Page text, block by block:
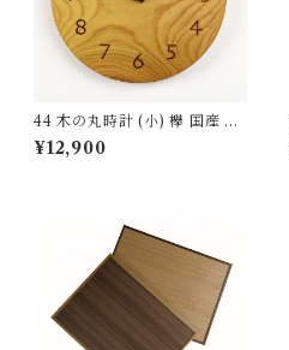
44 木の丸時計 (小) 欅 国産 一
点物 SWING オリジナル 無垢
新築祝い 結婚祝い ナチュラル
¥12,900